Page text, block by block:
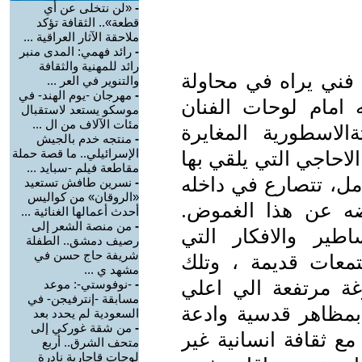
يراه في محاولة
امام لوحات الفنان
المغايرة
التي يلقي بها
تتصارع في داخله
عن هذا الغموض.
والافكار التي
قديمة ، وتلك
مرتفعة الي اعلي
قدسية وادعة
ثقافة انسانية غير
- «لن نتخلى عن أي
قطعة».. الثقافة تؤكد
ملاحقة الآثار العراقية ...
- رائد فهمي: المدى منبر
رائد للمهنية والثقافة
والتنوير في العر ...
- مهرجان -يوم الهند- في
موسكو يستعد لاستقبال
مئات الآلاف من ال ...
- منتجه خدم بالجيش
الإسرائيلي.. ما قصة حملة
مقاطعة فيلم -سبايد ...
- نسرين طافش تستعيد
«الروقان» من كواليس
أحدث أعمالها الغنائية ...
- من منصة الشعر إلى
رصيف دمشق.. الطفلة
شريفة حاج حسن في
مشهد ي ...
- -نوفوستي-: موعد
مسابقة -إنترفيجن- في
السعودية لم يحدد بعد
- من شقة غوركي إلى
متحف الشرق.. أربع
لوحات قاجارية نادرة